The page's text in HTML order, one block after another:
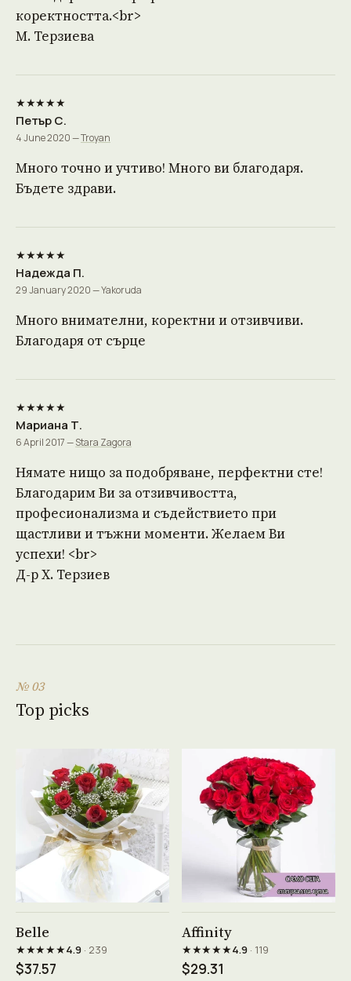
коректността.<br>
М. Терзиева
★★★★★
Петър С.
4 June 2020 —Troyan
Много точно и учтиво! Много ви благодаря.
Бъдете здрави.
★★★★★
Надежда П.
29 January 2020 — Yakoruda
Много внимателни, коректни и отзивчиви.
Благодаря от сърце
★★★★★
Мариана Т.
6 April 2017 —Stara Zagora
Нямате нищо за подобряване, перфектни сте!
Благодарим Ви за отзивчивостта,
професионализма и съдействието при
щастливи и тъжни моменти. Желаем Ви
успехи! <br>
Д-р Х. Терзиев
№ 03
Top picks
Belle
★★★★★4.9· 239
$37.57
Affinity
★★★★★4.9· 119
$29.31